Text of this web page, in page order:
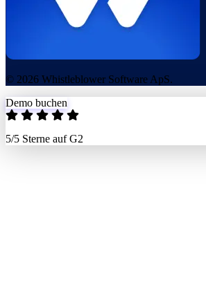
© 2026 Whistleblower Software ApS.
Demo buchen
5/5 Sterne auf G2